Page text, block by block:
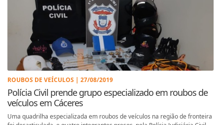
ROUBOS DE VEÍCULOS | 27/08/2019
Polícia Civil prende grupo especializado em roubos de
veículos em Cáceres
Uma quadrilha especializada em roubos de veículos na região de fronteira